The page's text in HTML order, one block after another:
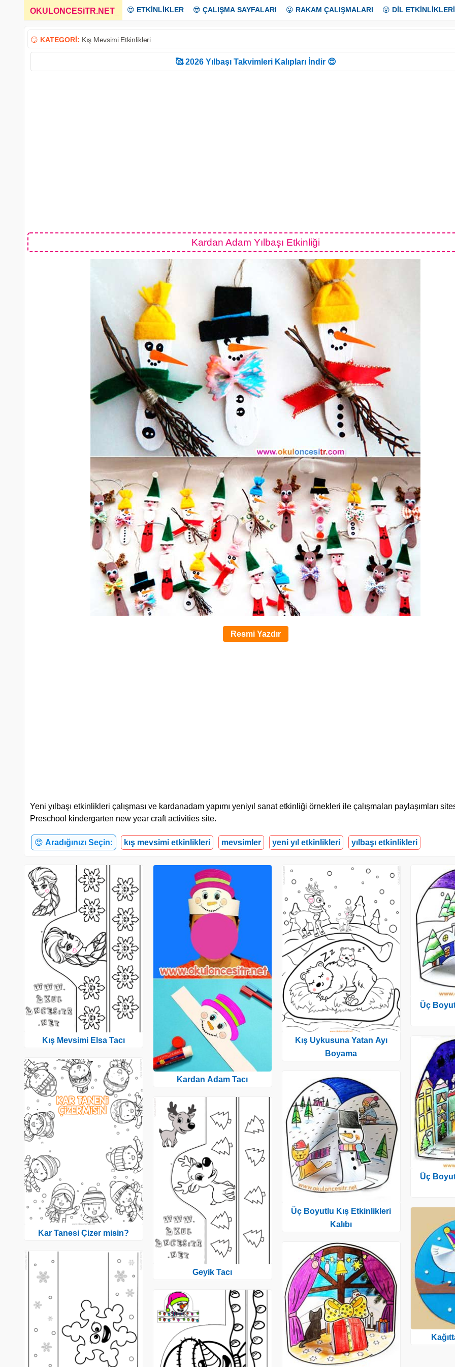
OKULONCESiTR.NET 😍 ETKİNLİKLER 😎 ÇALIŞMA SAYFALARI 😜 RAKAM ÇALIŞMALARI 😲 DİL ETKİNLİKLERİ
😏 KATEGORİ: Kış Mevsimi Etkinlikleri
🥰 2026 Yılbaşı Takvimleri Kalıpları İndir 😍
Kardan Adam Yılbaşı Etkinliği
Resmi Yazdır
Yeni yılbaşı etkinlikleri çalışması ve kardanadam yapımı yeniyıl sanat etkinliği örnekleri ile çalışmaları paylaşımları
Preschool kindergarten new year craft activities site.
😍 Aradığınızı Seçin: kış mevsimi etkinlikleri mevsimler yeni yıl etkinlikleri yılbaşı etkinlikleri
Kış Mevsimi Elsa Tacı
Kar Tanesi Çizer misin?
Kardan Adam Tacı
Geyik Tacı
Kış Uykusuna Yatan Ayı
Boyama
Üç Boyutlu Kış Etkinlikleri
Kalıbı
Üç
Üç